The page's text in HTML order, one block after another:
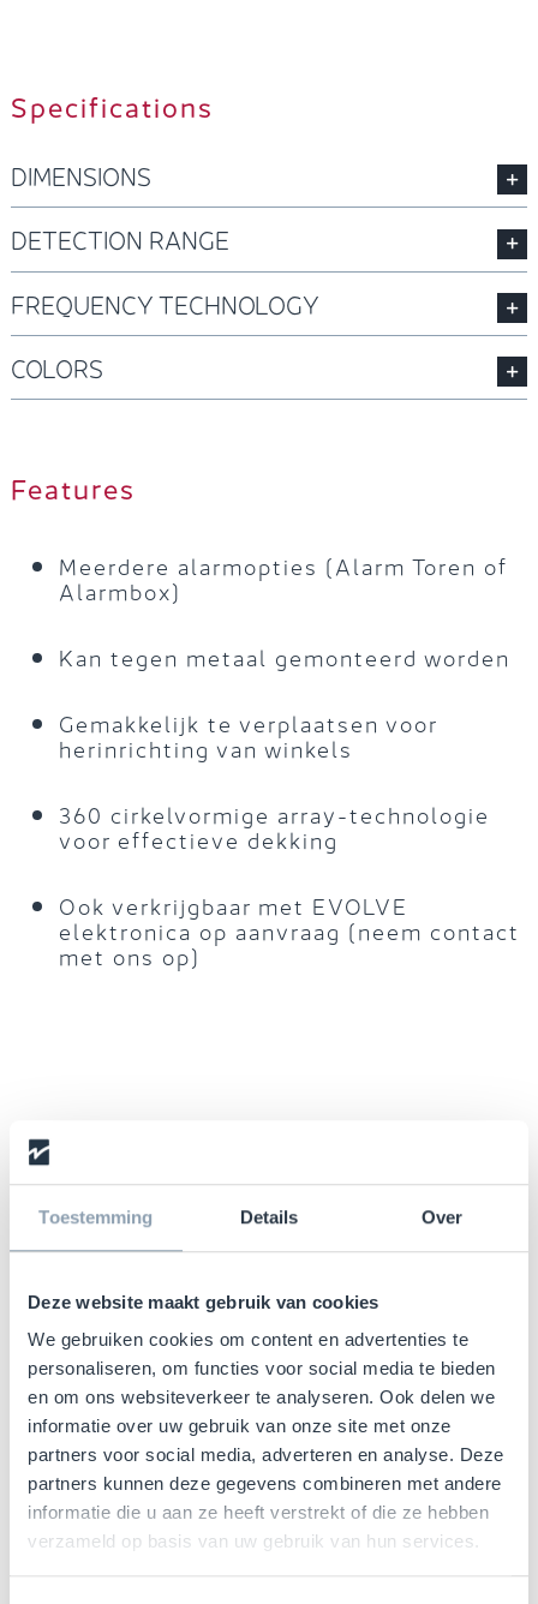
Toestemming Details Over
Deze website maakt gebruik van cookies
We gebruiken cookies om content en advertenties te
personaliseren, om functies voor social media te bieden
en om ons websiteverkeer te analyseren. Ook delen we
informatie over uw gebruik van onze site met onze
partners voor social media, adverteren en analyse. Deze
partners kunnen deze gegevens combineren met andere
informatie die u aan ze heeft verstrekt of die ze hebben
verzameld op basis van uw gebruik van hun services.
Specifications
DIMENSIONS
DETECTION RANGE
FREQUENCY TECHNOLOGY
COLORS
Features
Meerdere alarmopties (Alarm Toren of
Alarmbox)
Kan tegen metaal gemonteerd worden
Gemakkelijk te verplaatsen voor
herinrichting van winkels
360 cirkelvormige array-technologie
voor effectieve dekking
Ook verkrijgbaar met EVOLVE
elektronica op aanvraag (neem contact
met ons op)